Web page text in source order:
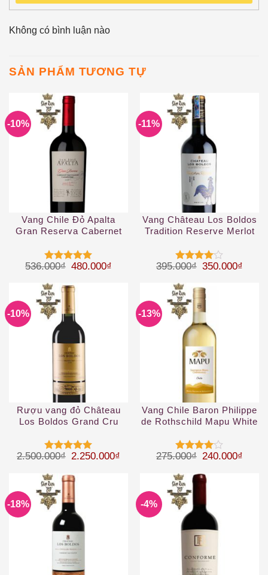
Không có bình luận nào
SẢN PHẨM TƯƠNG TỰ
-10%
Vang Chile Đỏ Apalta
Gran Reserva Cabernet
Được xếp
sao
536.000₫ Giá gốc là: 536.000₫.
480.000₫ Giá hiện tại là: 480.000₫.
-11%
Vang Château Los Boldos
Tradition Reserve Merlot
Được
45 sao
395.000₫ Giá gốc là:
350.000₫
-10%
Rượu vang đỏ Château
Los Boldos Grand Cru
Được xếp
sao
2.500.000₫ Giá gốc là: 2.500.000₫.
2.250.000₫ Giá hiện tại là: 2.250.000₫.
-13%
Vang Chile Baron Philippe
de Rothschild Mapu White
Được
45 sao
275.000₫ Giá gốc là:
240.000₫
-18% -4%